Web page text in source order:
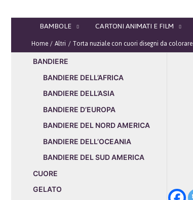
BAMBOLE CARTONI ANIMATI E FILM
Home Altri Torta nuziale con cuori disegni da colorare
BANDIERE
BANDIERE DELL’AFRICA
BANDIERE DELL’ASIA
BANDIERE D’EUROPA
BANDIERE DEL NORD AMERICA
BANDIERE DELL’OCEANIA
BANDIERE DEL SUD AMERICA
CUORE
GELATO